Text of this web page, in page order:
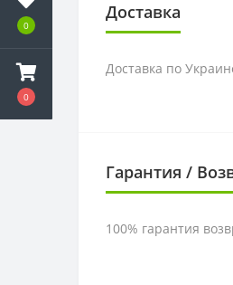
0
0
Доставка
Доставка по
Гарантия /
100% гарантия